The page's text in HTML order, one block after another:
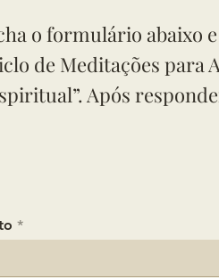
o formulário abaixo
de Meditações para
Após